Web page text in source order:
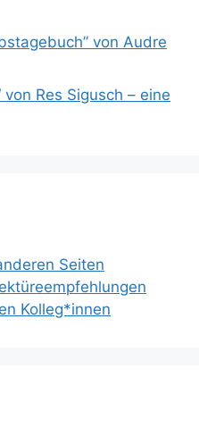
von Audre
Res Sigusch – eine
Seiten
Kolleg*innen